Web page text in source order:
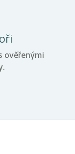
ověřenými